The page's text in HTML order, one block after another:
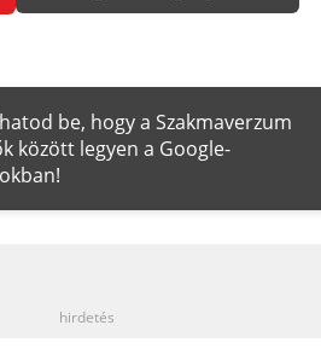
be, hogy a Szakmaverzum
között legyen a Google-
hirdetés